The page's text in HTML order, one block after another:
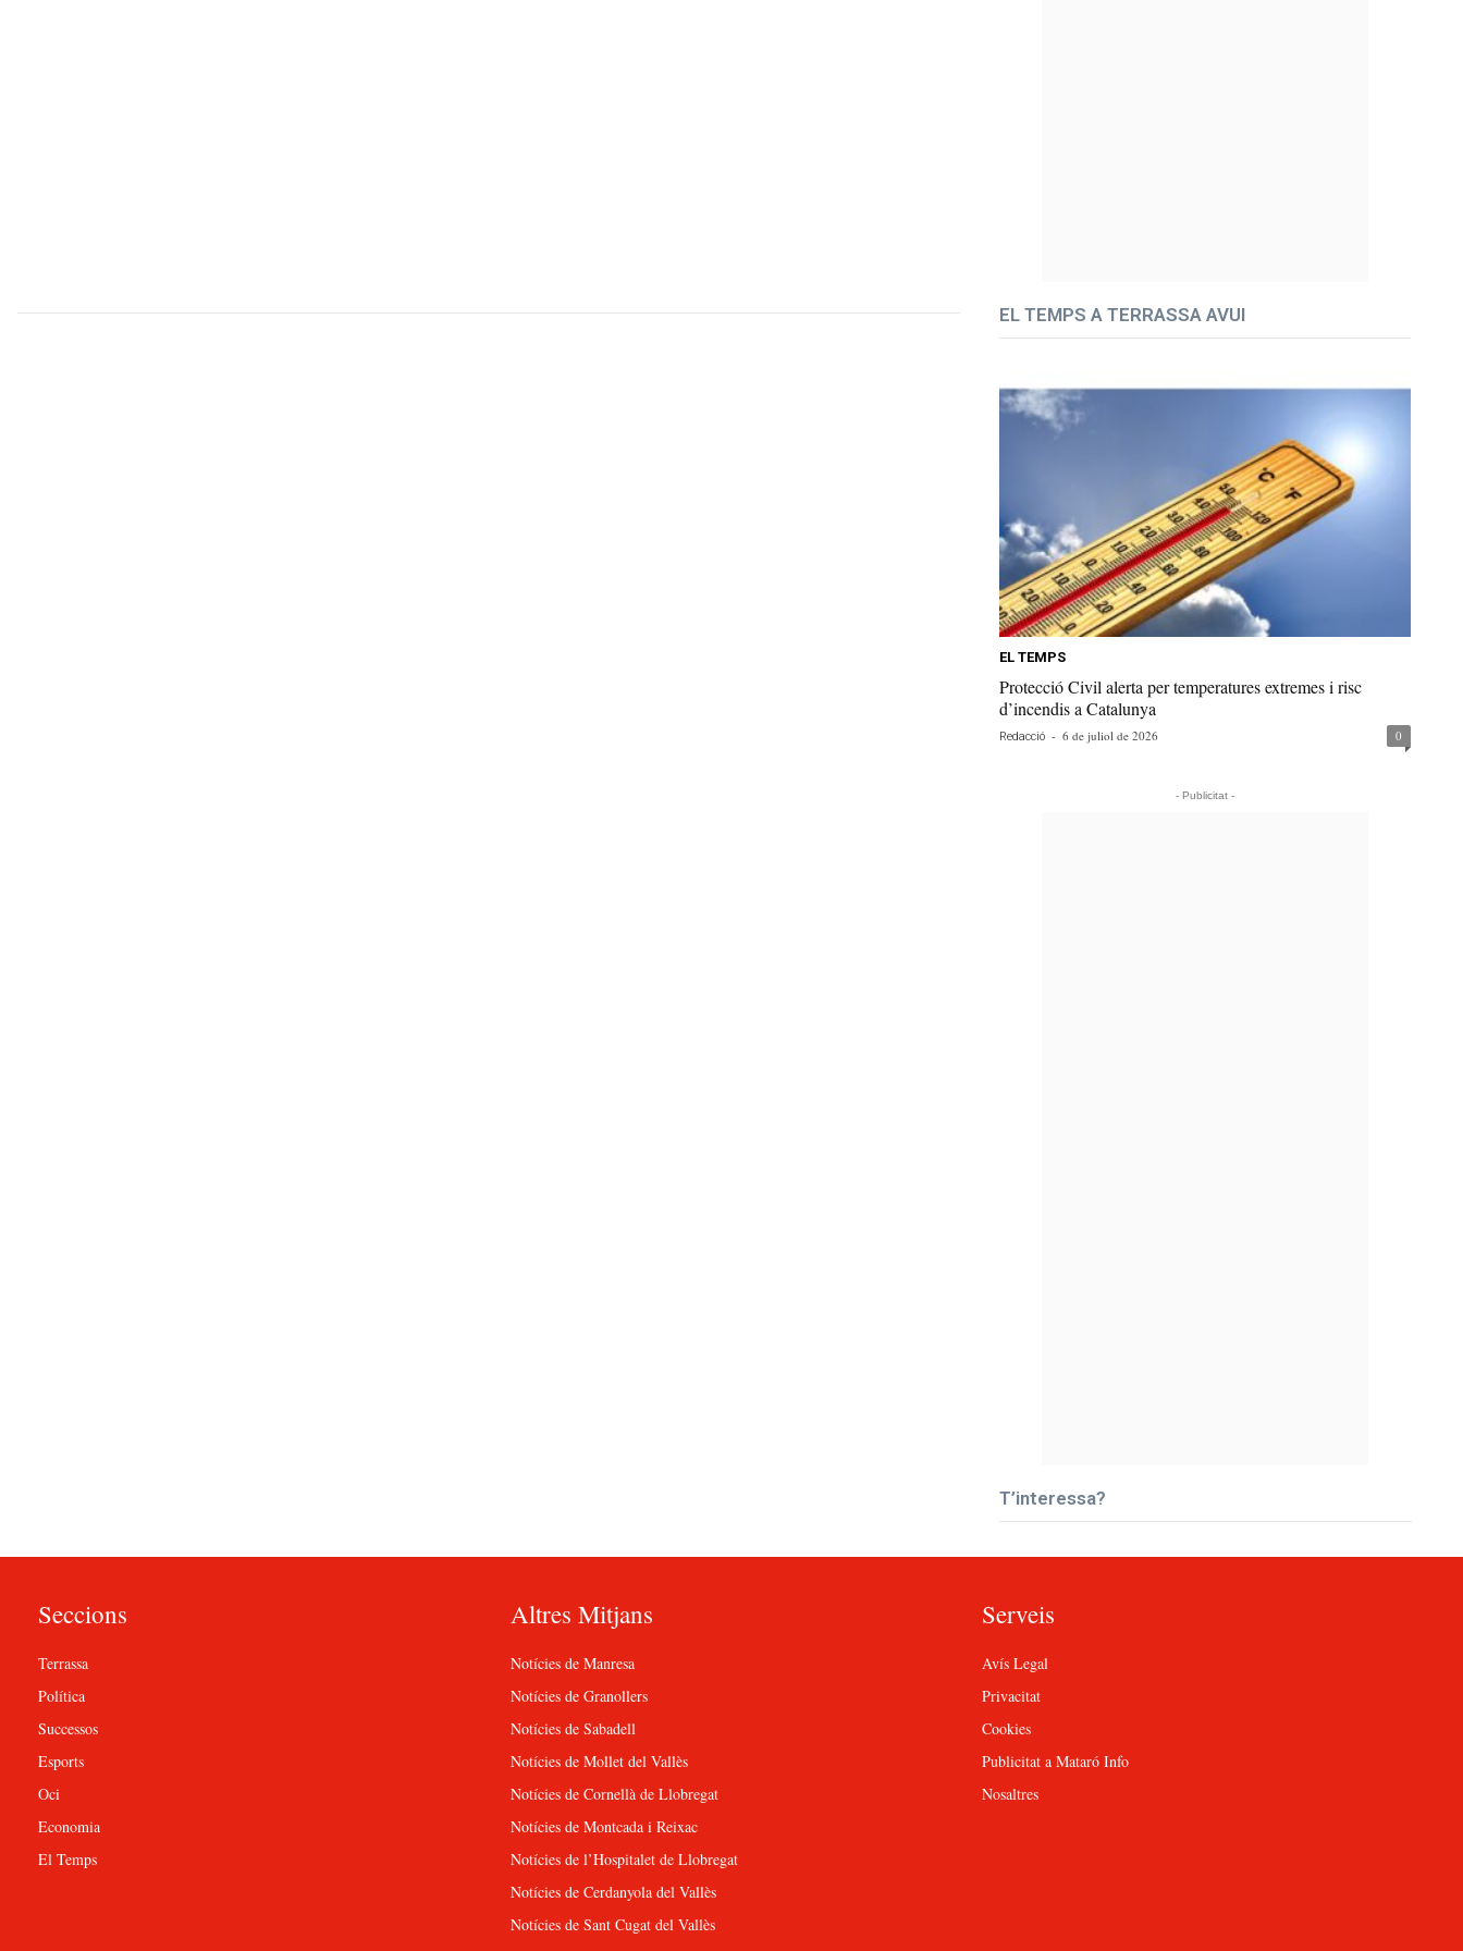
EL TEMPS A TERRASSA AVUI
EL TEMPS
Protecció Civil alerta per temperatures extremes i risc
d’incendis a Catalunya
Redacció - 6 de juliol de 2026 0
- Publicitat -
T’interessa?
Seccions
Terrassa
Política
Successos
Esports
Oci
Economia
El Temps
Altres Mitjans
Notícies de Manresa
Notícies de Granollers
Notícies de Sabadell
Notícies de Mollet del Vallès
Notícies de Cornellà de Llobregat
Notícies de Montcada i Reixac
Notícies de l’Hospitalet de Llobregat
Notícies de Cerdanyola del Vallès
Notícies de Sant Cugat del Vallès
Serveis
Avís Legal
Privacitat
Cookies
Publicitat a Mataró Info
Nosaltres